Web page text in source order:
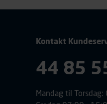
Kontakt
44 85
Mandag til